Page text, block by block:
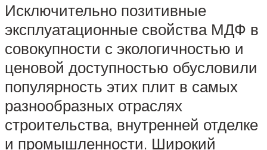
Исключительно позитивные
эксплуатационные свойства МДФ в
совокупности с экологичностью и
ценовой доступностью обусловили
популярность этих плит в самых
разнообразных отраслях
строительства, внутренней отделке
и промышленности. Широкий